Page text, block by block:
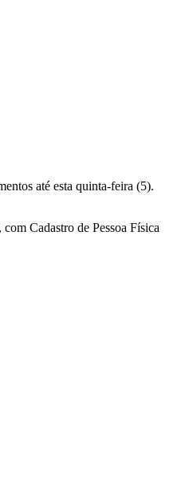
até esta quinta-feira (5).
Cadastro de Pessoa Física